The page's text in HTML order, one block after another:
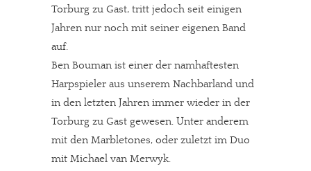
Torburg zu Gast, tritt jedoch seit einigen
Jahren nur noch mit seiner eigenen Band
auf.
Ben Bouman ist einer der namhaftesten
Harpspieler aus unserem Nachbarland und
in den letzten Jahren immer wieder in der
Torburg zu Gast gewesen. Unter anderem
mit den Marbletones, oder zuletzt im Duo
mit Michael van Merwyk.